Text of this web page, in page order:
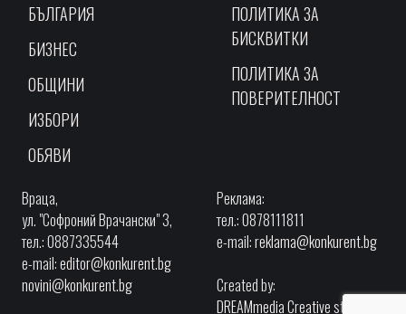
БЪЛГАРИЯ
БИЗНЕС
ОБЩИНИ
ИЗБОРИ
ОБЯВИ
ПОЛИТИКА ЗА
БИСКВИТКИ
ПОЛИТИКА ЗА
ПОВЕРИТЕЛНОСТ
Враца,
ул. "Софроний Врачански" 3,
тел.: 0887335544
e-mail:editor@konkurent.bg
novini@konkurent.bg
Реклама:
тел.: 0878111811
e-mail:reklama@konkurent.bg
Created by:
DREAMmedia Creative studio